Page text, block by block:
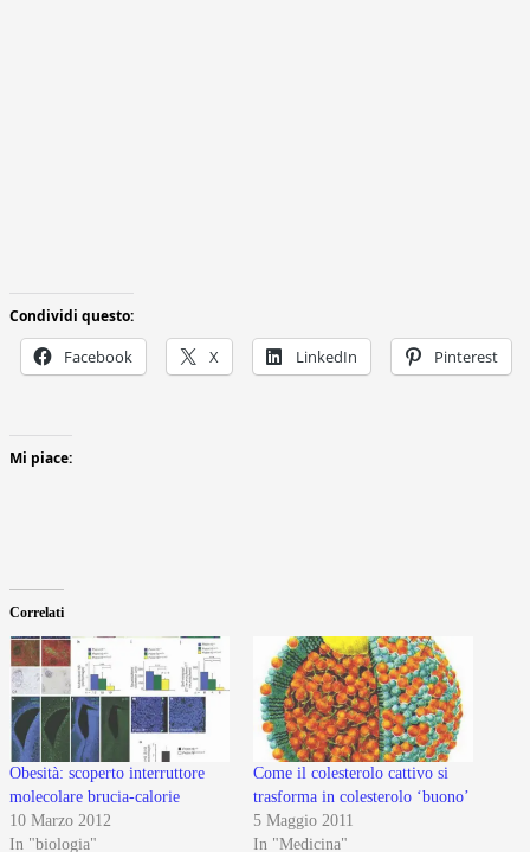
Condividi questo:
Facebook X LinkedIn Pinterest
Mi piace:
Correlati
Obesità: scoperto interruttore
molecolare brucia-calorie
10 Marzo 2012
In "biologia"
Come il colesterolo cattivo si
trasforma in colesterolo ‘buono’
5 Maggio 2011
In "Medicina"